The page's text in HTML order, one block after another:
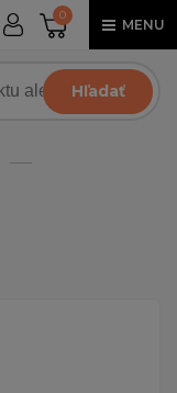
0
MENU
Hľadať